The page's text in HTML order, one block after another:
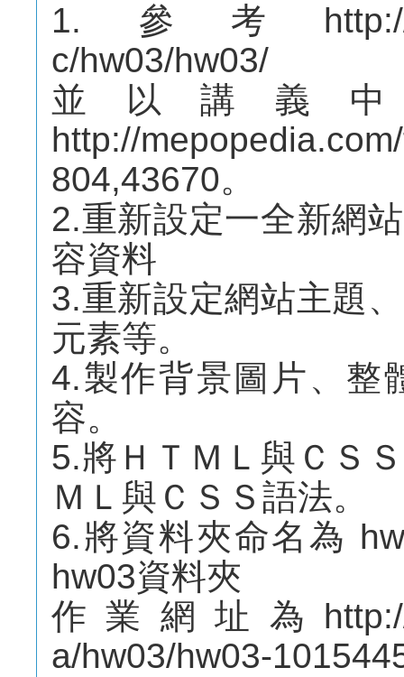
1.參考http://
c/hw03/hw03/
並以講義
http://
804,43670。
2.重新設定一全新網
容資料
3.重新設定網站主題
元素等。
4.製作背景圖片、整
容。
5.將ＨＴＭＬ與ＣＳ
ＭＬ與ＣＳＳ語法。
6.將資料夾命名為
hw03資料夾
作業網址為http://
a/hw03/hw03-